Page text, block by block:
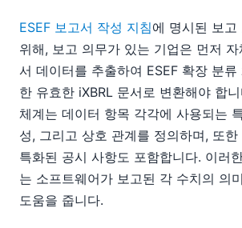
ESEF 보고서 작성 지침에 명시된 보고
위해, 보고 의무가 있는 기업은 먼저
서 데이터를 추출하여 ESEF 확장 분
한 유효한 iXBRL 문서로 변환해야 합
체계는 데이터 항목 각각에 사용되는
성, 그리고 상호 관계를 정의하며, 또
특화된 공시 사항도 포함합니다. 이러
는 소프트웨어가 보고된 각 수치의 의
도움을 줍니다.